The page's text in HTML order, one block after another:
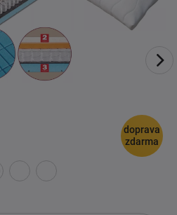
doprava
zdarma